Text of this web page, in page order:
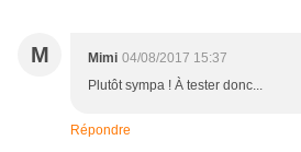
M Mimi 04/08/2017 15:37
Plutôt sympa ! À tester donc...
Répondre